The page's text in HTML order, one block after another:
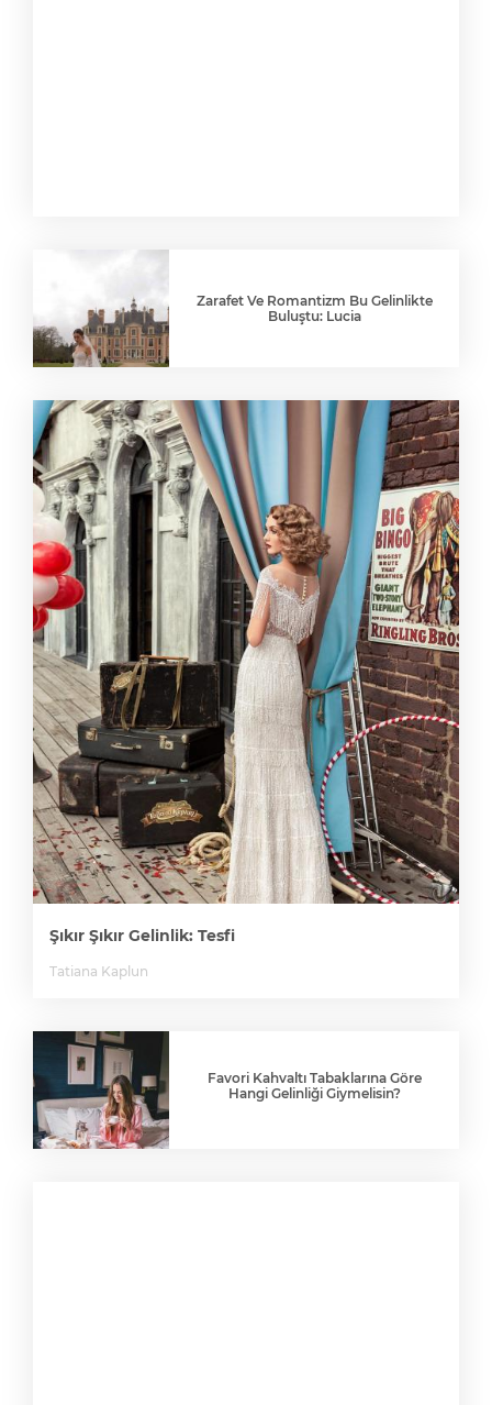
Zarafet Ve Romantizm Bu Gelinlikte
Buluştu: Lucia
Şıkır Şıkır Gelinlik: Tesfi
Tatiana Kaplun
Favori Kahvaltı Tabaklarına Göre
Hangi Gelinliği Giymelisin?